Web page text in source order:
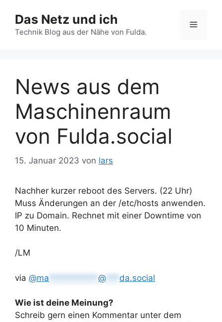
Inhalt
springen
Das Netz und ich
Technik Blog aus der Nähe von Fulda.
Menü
News aus dem
Maschinenraum
von Fulda.social
15. Januar 2023 von lars
Nachher kurzer reboot des Servers. (22 Uhr)
Muss Änderungen an der /etc/hosts anwenden.
IP zu Domain. Rechnet mit einer Downtime von
10 Minuten.
/LM
via @ma @ da.social
Wie ist deine Meinung?
Schreib gern einen Kommentar unter dem